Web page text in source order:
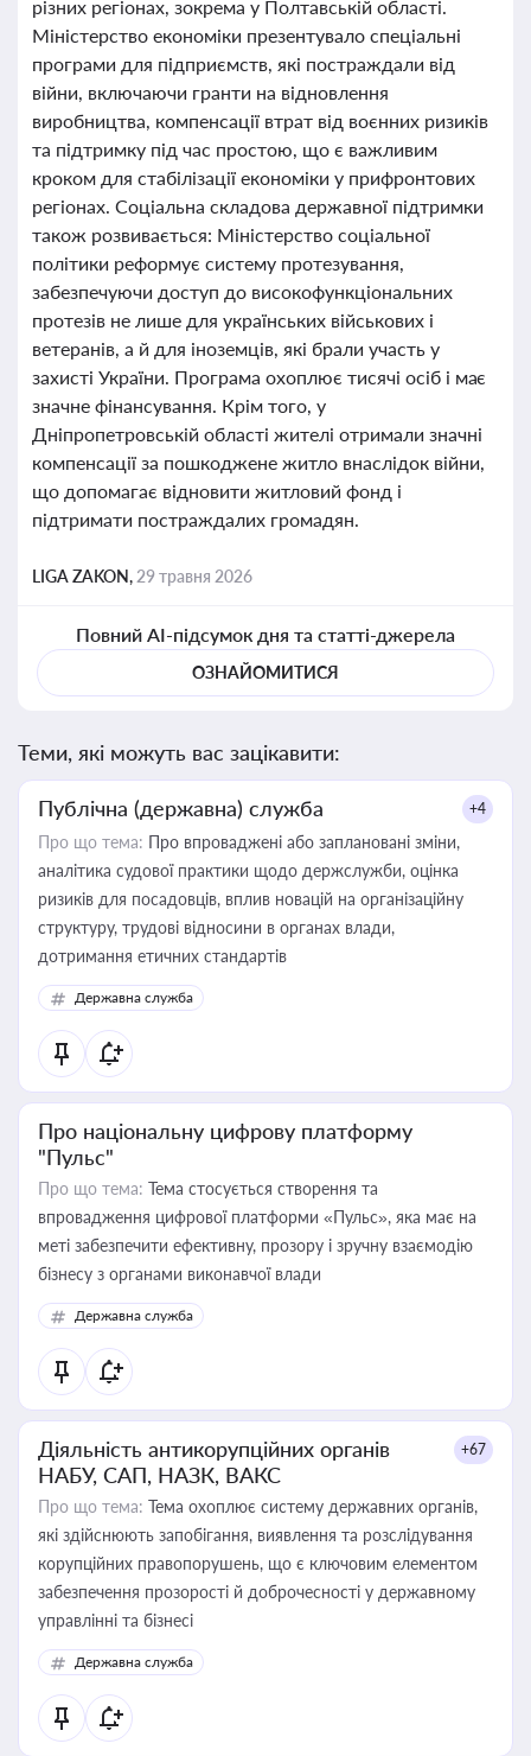
різних регіонах, зокрема у Полтавській області.
Міністерство економіки презентувало спеціальні
програми для підприємств, які постраждали від
війни, включаючи гранти на відновлення
виробництва, компенсації втрат від воєнних ризиків
та підтримку під час простою, що є важливим
кроком для стабілізації економіки у прифронтових
регіонах. Соціальна складова державної підтримки
також розвивається: Міністерство соціальної
політики реформує систему протезування,
забезпечуючи доступ до високофункціональних
протезів не лише для українських військових і
ветеранів, а й для іноземців, які брали участь у
захисті України. Програма охоплює тисячі осіб і має
значне фінансування. Крім того, у
Дніпропетровській області жителі отримали значні
компенсації за пошкоджене житло внаслідок війни,
що допомагає відновити житловий фонд і
підтримати постраждалих громадян.
LIGA ZAKON, 29 травня 2026
Повний AI-підсумок дня та статті-джерела
ОЗНАЙОМИТИСЯ
Теми, які можуть вас зацікавити:
Публічна (державна) служба +4
Про що тема: Про впроваджені або заплановані зміни,
аналітика судової практики щодо держслужби, оцінка
ризиків для посадовців, вплив новацій на організаційну
структуру, трудові відносини в органах влади,
дотримання етичних стандартів
Державна служба
Про національну цифрову платформу
"Пульс"
Про що тема: Тема стосується створення та
впровадження цифрової платформи «Пульс», яка має на
меті забезпечити ефективну, прозору і зручну взаємодію
бізнесу з органами виконавчої влади
Державна служба
Діяльність антикорупційних органів
НАБУ, САП, НАЗК, ВАКС
+67
Про що тема: Тема охоплює систему державних органів,
які здійснюють запобігання, виявлення та розслідування
корупційних правопорушень, що є ключовим елементом
забезпечення прозорості й доброчесності у державному
управлінні та бізнесі
Державна служба